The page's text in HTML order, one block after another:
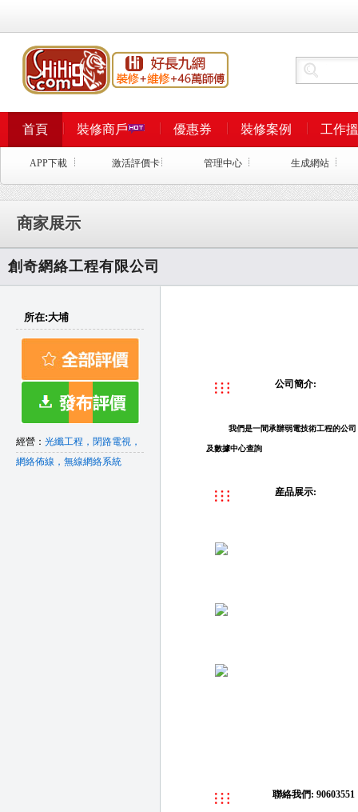
首頁 裝修商戶 優惠券 裝修案例 工作
APP下載 激活評價卡 管理中心 生成網站
商家展示
創奇網絡工程有限公司
所在:大埔
經營： 光纖工程，閉路電視，
網絡佈線，無線網絡系統
公司簡介:
我們是一間承辦弱電技術工程的公
及數據中心查詢
産品展示:
聯絡我們: 90603551